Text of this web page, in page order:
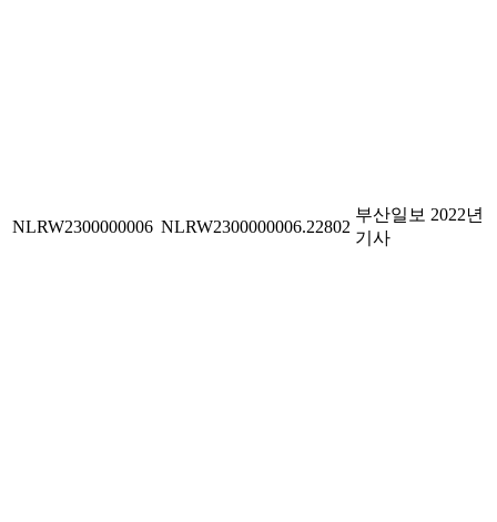
NLRW2300000006 NLRW2300000006.22802
부산일보 2022년
기사